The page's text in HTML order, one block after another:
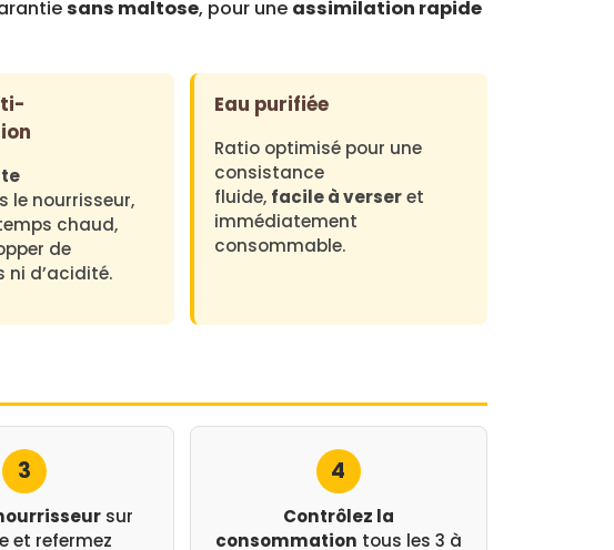
sans maltose, pour une assimilation rapide
le nourrisseur,
chaud,
de
ni d’acidité.
Eau purifiée
Ratio optimisé pour une
consistance
fluide, facile à verseret
immédiatement
consommable.
3
sur
et refermez
4
Contrôlez la
consommation tous les 3 à